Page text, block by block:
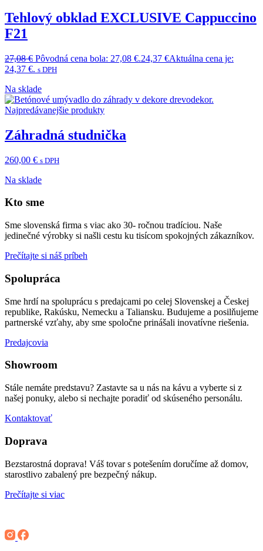
Tehlový obklad EXCLUSIVE Cappuccino
F21
27,08€ Pôvodná cena bola: 27,08 €.24,37 €Aktuálna cena je:
24,37 €. s DPH
Na sklade
Najpredávanejšie produkty
Záhradná studnička
260,00 € s DPH
Na sklade
Kto sme
Sme slovenská firma s viac ako 30- ročnou tradíciou. Naše
jedinečné výrobky si našli cestu ku tisícom spokojných zákazníkov.
Prečítajte si náš príbeh
Spolupráca
Sme hrdí na spoluprácu s predajcami po celej Slovenskej a Českej
republike, Rakúsku, Nemecku a Taliansku. Budujeme a posilňujeme
partnerské vzťahy, aby sme spoločne prinášali inovatívne riešenia.
Predajcovia
Showroom
Stále nemáte predstavu? Zastavte sa u nás na kávu a vyberte si z
našej ponuky, alebo si nechajte poradiť od skúseného personálu.
Kontaktovať
Doprava
Bezstarostná doprava! Váš tovar s potešením doručíme až domov,
starostlivo zabalený pre bezpečný nákup.
Prečítajte si viac